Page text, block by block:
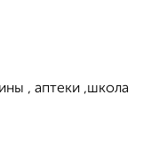
, аптеки ,школа